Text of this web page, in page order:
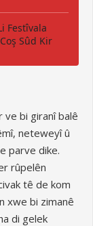
Festîvala
Sûd Kir
ve bi giranî balê
neteweyî û
parve dike.
rûpelên
tê de kom
xwe bi zimanê
di gelek